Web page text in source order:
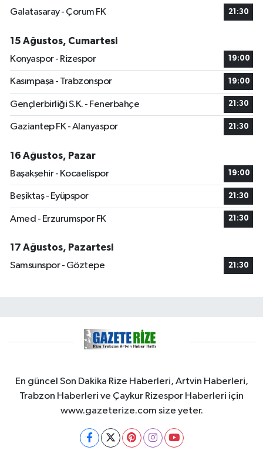
Galatasaray - Çorum FK
21:30
15 Ağustos, Cumartesi
Konyaspor - Rizespor
19:00
Kasımpaşa - Trabzonspor 19:00
Gençlerbirliği S.K. - Fenerbahçe 21:30
Gaziantep FK - Alanyaspor 21:30
16 Ağustos, Pazar
Başakşehir - Kocaelispor
19:00
Beşiktaş - Eyüpspor 21:30
Amed - Erzurumspor FK 21:30
17 Ağustos, Pazartesi
Samsunspor - Göztepe
21:30
En güncel Son Dakika Rize Haberleri, Artvin Haberleri,
Trabzon Haberleri ve Çaykur Rizespor Haberleri için
www.gazeterize.com size yeter.